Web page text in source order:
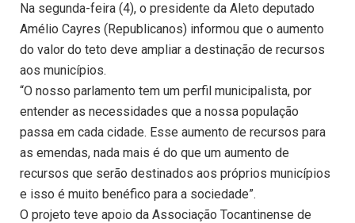
Na segunda-feira (4), o presidente da Aleto deputado
Amélio Cayres (Republicanos) informou que o aumento
do valor do teto deve ampliar a destinação de recursos
aos municípios.
“O nosso parlamento tem um perfil municipalista, por
entender as necessidades que a nossa população
passa em cada cidade. Esse aumento de recursos para
as emendas, nada mais é do que um aumento de
recursos que serão destinados aos próprios municípios
e isso é muito benéfico para a sociedade”.
O projeto teve apoio da Associação Tocantinense de